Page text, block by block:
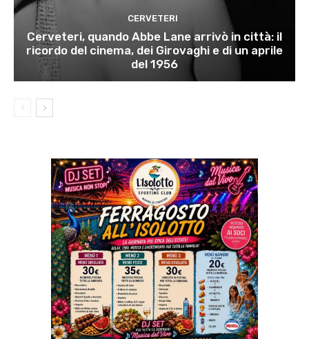
CERVETERI
Cerveteri, quando Abbe Lane arrivò in città: il
ricordo del cinema, dei Girovaghi e di un aprile
del 1956